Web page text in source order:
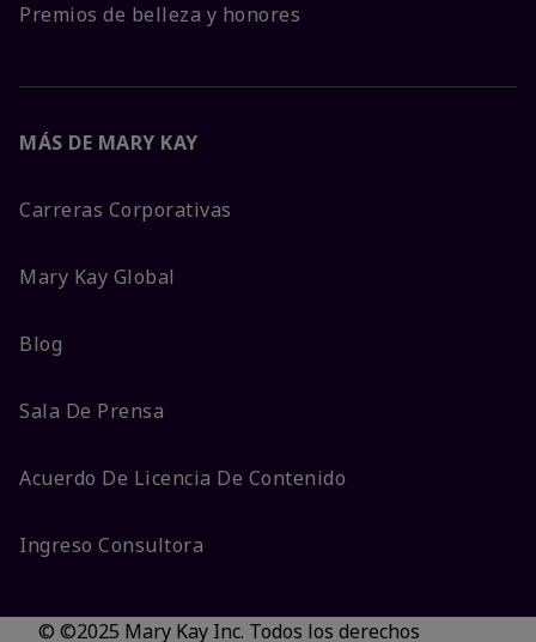
Premios de belleza y honores
MÁS DE MARY KAY
Carreras Corporativas
Mary Kay Global
Blog
Sala De Prensa
Acuerdo De Licencia De Contenido
Ingreso Consultora
© ©2025 Mary Kay Inc. Todos los derechos